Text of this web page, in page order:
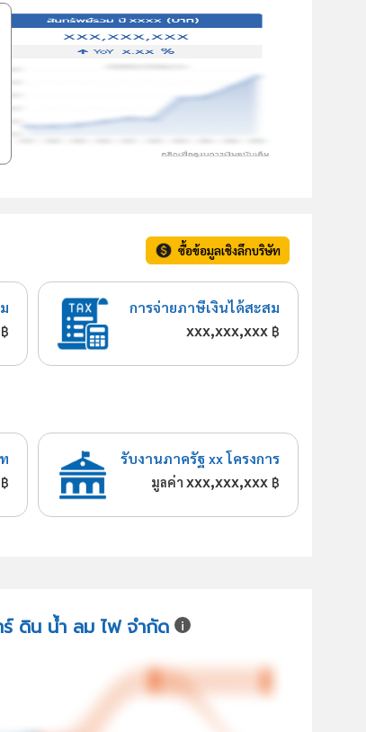
ซื้อข้อมูลเชิงลึกบริษัท
฿
การจ่ายภาษีเงินได้สะสม
xxx,xxx,xxx ฿
฿
รับงานภาครัฐ xx โครงการ
มูลค่าxxx,xxx,xxx ฿
ดิน น้ำ ลม ไฟ จำกัด